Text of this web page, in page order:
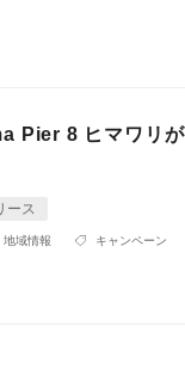
Pier 8 ヒマワリ
ース
地域情報 キャンペーン